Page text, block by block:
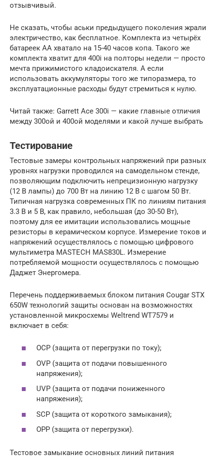
отзывчивый.
Не сказать, чтобы аськи предыдущего поколения жрали
электричество, как бесплатное. Комплекта из четырёх
батареек AA хватало на 15-40 часов копа. Такого же
комплекта хватит для 400i на полторы недели — просто
мечта прижимистого кладоискателя. А если
использовать аккумуляторы того же типоразмера, то
эксплуатационные расходы будут стремиться к нулю.
Читай также: Garrett Ace 300i — какие главные отличия
между 300ой и 400ой моделями и какой лучше выбрать
Тестирование
Тестовые замеры контрольных напряжений при разных
уровнях нагрузки проводился на самодельном стенде,
позволяющим подключить непрецизионную нагрузку
(12 В лампы) до 700 Вт на линию 12 В с шагом 50 Вт.
Типичная нагрузка современных ПК по линиям питания
3.3 В и 5 В, как правило, небольшая (до 30-50 Вт),
поэтому для ее имитации использовались мощные
резисторы в керамическом корпусе. Измерение токов и
напряжений осуществлялось с помощью цифрового
мультиметра MASTECH MAS830L. Измерение
потребляемой мощности осуществлялось с помощью
Даджет Энергомера.
Перечень поддерживаемых блоком питания Cougar STX
650W технологий защиты основан на возможностях
установленной микросхемы Weltrend WT7579 и
включает в себя:
OCP (защита от перегрузки по току);
OVP (защита от подачи повышенного
напряжения);
UVP (защита от подачи пониженного
напряжения);
SCP (защита от короткого замыкания);
OPP (защита от перегрузки).
Тестовое замыкание основных линий питания